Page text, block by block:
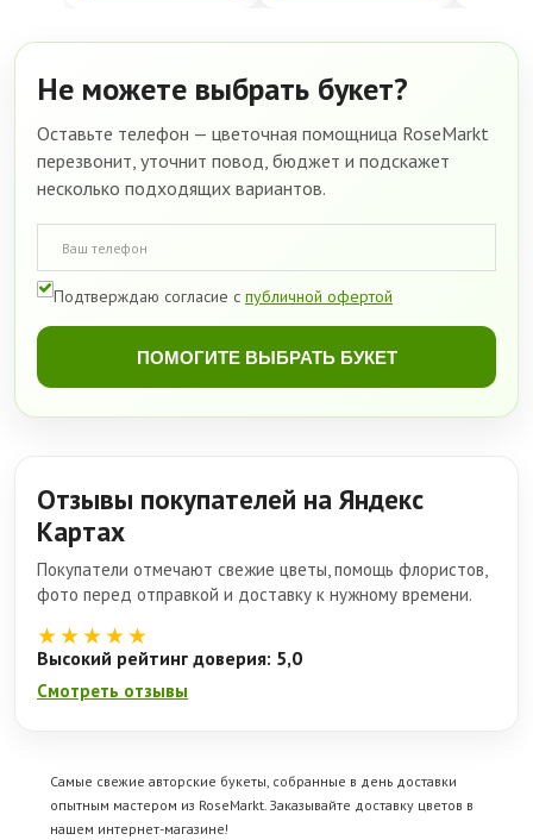
Не можете выбрать букет?
Оставьте телефон — цветочная помощница RoseMarkt
перезвонит, уточнит повод, бюджет и подскажет
несколько подходящих вариантов.
Подтверждаю согласие с публичной офертой
ПОМОГИТЕ ВЫБРАТЬ БУКЕТ
Отзывы покупателей на Яндекс
Картах
Покупатели отмечают свежие цветы, помощь флористов,
фото перед отправкой и доставку к нужному времени.
★★★★★
Высокий рейтинг доверия: 5,0
Смотреть отзывы
Самые свежие авторские букеты, собранные в день доставки
опытным мастером из RoseMarkt. Заказывайте доставку цветов в
нашем интернет-магазине!